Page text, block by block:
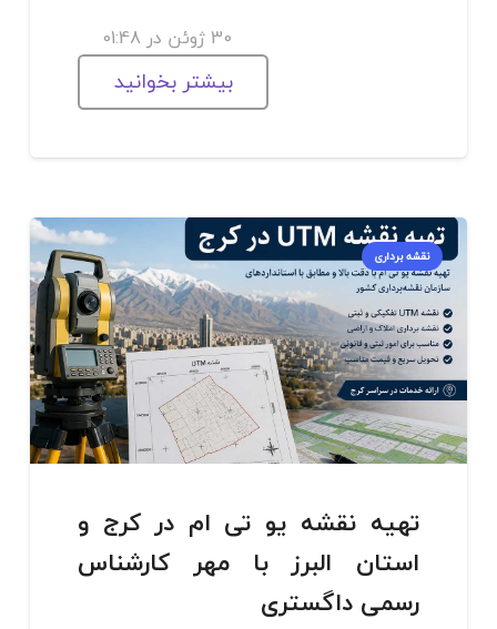
30 ژوئن در 01:48
بیشتر بخوانید
نقشه برداری
تهیه نقشه یو تی ام در کرج و
استان البرز با مهر کارشناس
رسمی داگستری